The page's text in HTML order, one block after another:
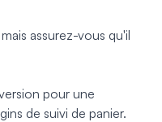
assurez-vous qu'il
pour une
de suivi de panier.